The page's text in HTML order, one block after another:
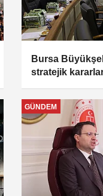
Bursa
stratejik
GÜNDEM